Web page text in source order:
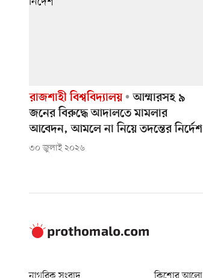
রাজশাহী বিশ্ববিদ্যালয়
আম্মারসহ ৯
জনের বিরুদ্ধে আদালতে মামলার
আবেদন, আমলে না নিয়ে তদন্তের নির্দেশ
৩০ জুলাই ২০২৬